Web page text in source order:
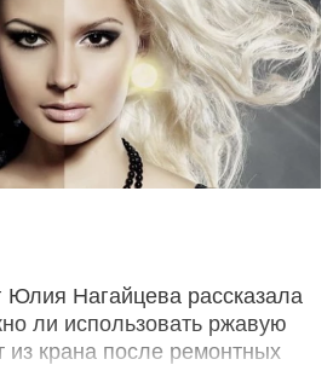
Юлия Нагайцева рассказала
ли использовать ржавую
из крана после ремонтных